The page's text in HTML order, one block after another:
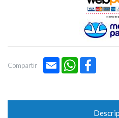
Compartir Email WhatsApp